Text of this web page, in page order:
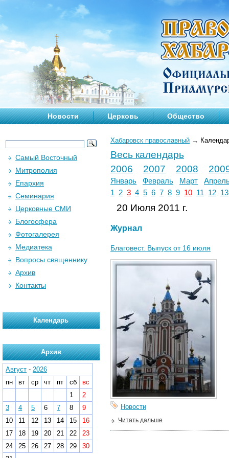
Новости Церковь Общество
Хабаровск православный →
Весь календарь
2006
2007 2008
Январь Февраль Март
1
2 3 4 5 6 7 8 9 10 11 12 13
20 Июля 2011 г.
Журнал
Благовест. Выпуск от 16 июля
Новости
Читать дальше
Самый Восточный
Митрополия
Епархия
Семинария
Церковные СМИ
Блогосфера
Фотогалерея
Медиатека
Вопросы священнику
Архив
Контакты
Календарь
Архив
Август - 2026
пн
вт ср чт пт сб
вс
1
2
3
4 5 6 7 8
9
10
11 12 13 14 15
16
17
18 19 20 21 22
23
24
25 26 27 28 29
30